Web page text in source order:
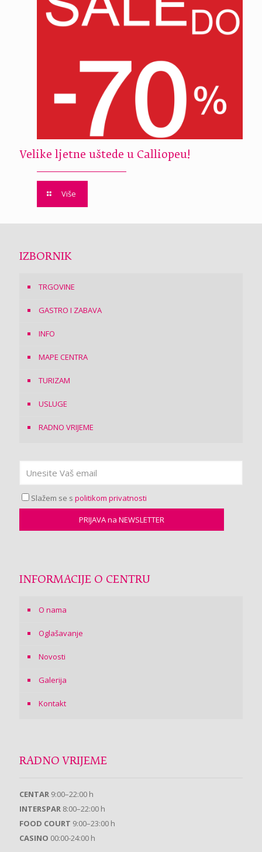
Velike ljetne uštede u Calliopeu!
Više
IZBORNIK
TRGOVINE
GASTRO I ZABAVA
INFO
MAPE CENTRA
TURIZAM
USLUGE
RADNO VRIJEME
Slažem se s politikom privatnosti
INFORMACIJE O CENTRU
O nama
Oglašavanje
Novosti
Galerija
Kontakt
RADNO VRIJEME
CENTAR 9:00–22:00 h
INTERSPAR 8:00–22:00 h
FOOD COURT 9:00–23:00 h
CASINO 00:00-24:00 h